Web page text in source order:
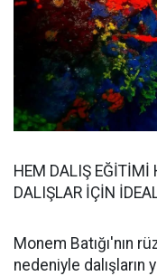
HEM DALIŞ EĞİTİMİ
DALIŞLAR İÇİN
Monem Batığı'nın
nedeniyle dalışların